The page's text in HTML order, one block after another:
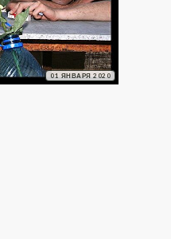
01 ЯНВАРЯ 2020